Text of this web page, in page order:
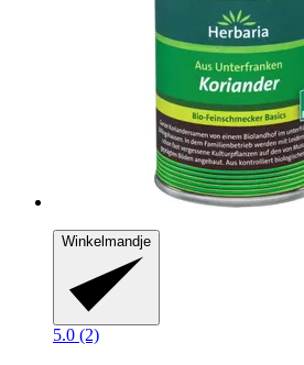
Winkelmandje
5.0 (2)